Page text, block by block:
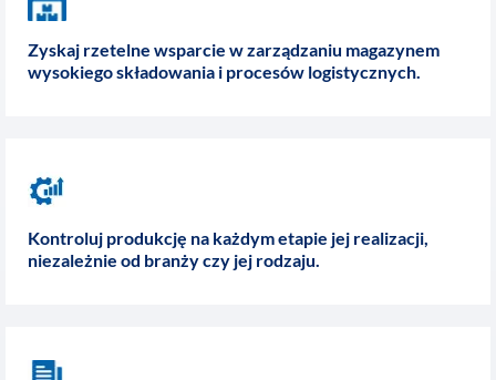
Zyskaj rzetelne wsparcie w zarządzaniu magazynem
wysokiego składowania i procesów logistycznych.
Kontroluj produkcję na każdym etapie jej realizacji,
niezależnie od branży czy jej rodzaju.